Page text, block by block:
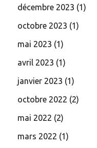
décembre 2023 (1)
octobre 2023 (1)
mai 2023 (1)
avril 2023 (1)
janvier 2023 (1)
octobre 2022 (2)
mai 2022 (2)
mars 2022 (1)